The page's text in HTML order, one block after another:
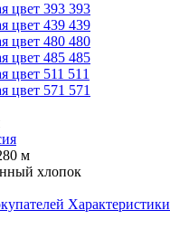
393
439
480
485
511
571
м
хлопок
Характеристики